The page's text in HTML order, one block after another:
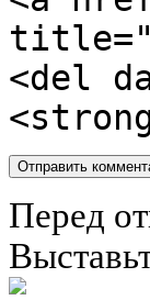
<del
Перед